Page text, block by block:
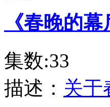
《春晚的幕
集数:33
描述： 关于